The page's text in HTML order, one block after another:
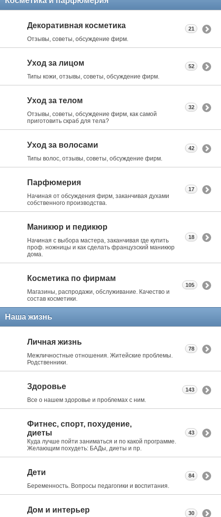
Декоративная косметика
Отзывы, советы, обсуждение фирм.
21
Уход за лицом
Типы кожи, отзывы, советы, обсуждение фирм.
52
Уход за телом
Отзывы, советы, обсуждение фирм, как самой
приготовить скраб для тела?
32
Уход за волосами
Типы волос, отзывы, советы, обсуждение фирм.
42
Парфюмерия
Начиная от обсуждения фирм, заканчивая духами
собственного производства.
17
Маникюр и педикюр
Начиная с выбора мастера, заканчивая где купить
проф. ножницы и как сделать французский маникюр
дома.
18
Косметика по фирмам
Магазины, распродажи, обслуживание. Качество и
состав косметики.
105
Наша жизнь
Личная жизнь
Межличностные отношения. Житейские проблемы.
Родственники.
78
Здоровье
Все о нашем здоровье и проблемах с ним.
143
Фитнес, спорт, похудение,
диеты
Куда лучше пойти заниматься и по какой программе.
Желающим похудеть: БАДы, диеты и пр.
43
Дети
Беременность. Вопросы педагогики и воспитания.
84
Дом и интерьер 30